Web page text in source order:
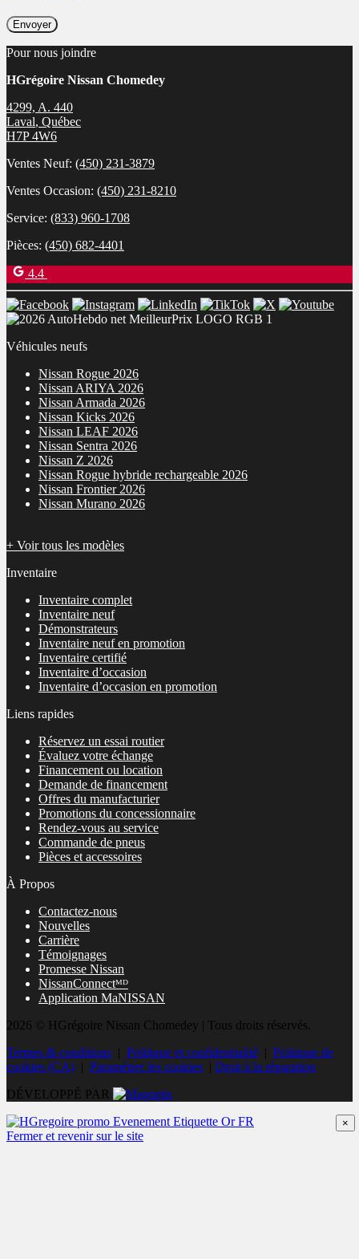
Pour nous joindre
HGrégoire Nissan Chomedey
4299, A. 440
Laval, Québec
H7P 4W6
Ventes Neuf: (450) 231-3879
Ventes Occasion: (450) 231-8210
Service: (833) 960-1708
Pièces: (450) 682-4401
4.4
Véhicules neufs
Nissan Rogue 2026
Nissan ARIYA 2026
Nissan Armada 2026
Nissan Kicks 2026
Nissan LEAF 2026
Nissan Sentra 2026
Nissan Z 2026
Nissan Rogue hybride rechargeable 2026
Nissan Frontier 2026
Nissan Murano 2026
+ Voir tous les modèles
Inventaire
Inventaire complet
Inventaire neuf
Démonstrateurs
Inventaire neuf en promotion
Inventaire certifié
Inventaire d’occasion
Inventaire d’occasion en promotion
Liens rapides
Réservez un essai routier
Évaluez votre échange
Financement ou location
Demande de financement
Offres du manufacturier
Promotions du concessionnaire
Rendez-vous au service
Commande de pneus
Pièces et accessoires
À Propos
Contactez-nous
Nouvelles
Carrière
Témoignages
Promesse Nissan
NissanConnectᴹᴰ
Application MaNISSAN
2026 © HGrégoire Nissan Chomedey | Tous droits réservés.
Termes & conditions | Politique et confidentialité | Politique de
cookies (CA) | Paramétrer les cookies | Droit à la réparation
DÉVELOPPÉ PAR
×
Fermer et revenir sur le site